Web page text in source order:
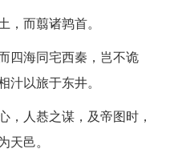
而翦诸鹑首。
四海同宅西秦，岂不诡
以旅于东井。
，人惎之谋，及帝图时，
邑。